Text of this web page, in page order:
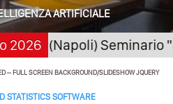
Speranza: Il Quarto Memorial
Franzese
Per Il Blog? Uno Che
ARTIFICIALE
2026(Napoli) Seminario
– FULL SCREEN BACKGROUND/SLIDESHOW JQUERY
STATISTICS SOFTWARE